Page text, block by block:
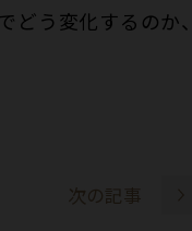
どう変化するのか
次の記事